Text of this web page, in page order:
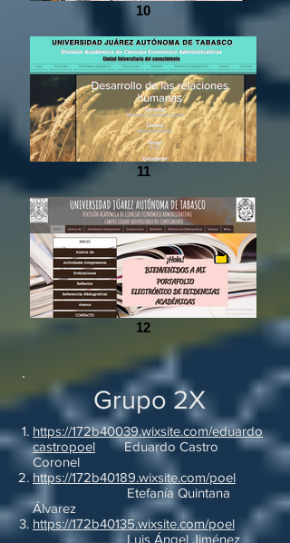
10
11
12
Grupo 2X
https://172b40039.wixsite.com/eduardo
castropoel Eduardo Castro
Coronel
https://172b40189.wixsite.com/poel
Etefanía Quintana
Álvarez
https://172b40135.wixsite.com/poel
Luis Ángel Jiménez